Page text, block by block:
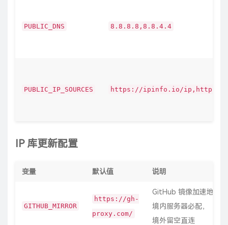
PUBLIC_DNS 8.8.8.8,8.8.4.4
PUBLIC_IP_SOURCES https://ipinfo.io/ip,https://
IP 库更新配置
变量 默认值 说明
GITHUB_MIRROR
https://gh-
proxy.com/
GitHub 镜像加速地址。
境内服务器必配，
境外留空直连